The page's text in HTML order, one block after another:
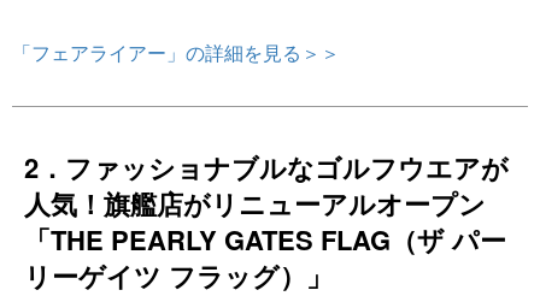
「フェアライアー」の詳細を見る＞＞
2．ファッショナブルなゴルフウエアが
人気！旗艦店がリニューアルオープン
「THE PEARLY GATES FLAG（ザ パー
リーゲイツ フラッグ）」